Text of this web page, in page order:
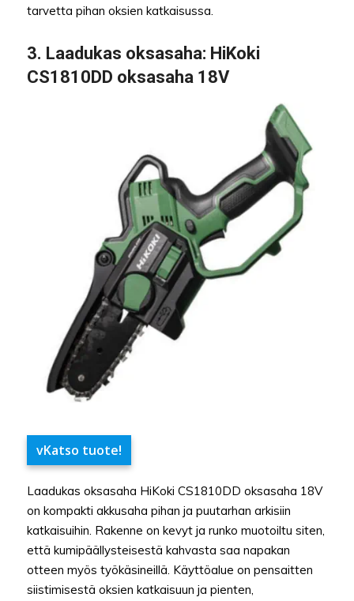
tarvetta pihan oksien katkaisussa.
3. Laadukas oksasaha: HiKoki
CS1810DD oksasaha 18V
vKatso tuote!
Laadukas oksasaha HiKoki CS1810DD oksasaha 18V
on kompakti akkusaha pihan ja puutarhan arkisiin
katkaisuihin. Rakenne on kevyt ja runko muotoiltu siten,
että kumipäällysteisestä kahvasta saa napakan
otteen myös työkäsineillä. Käyttöalue on pensaitten
siistimisestä oksien katkaisuun ja pienten,